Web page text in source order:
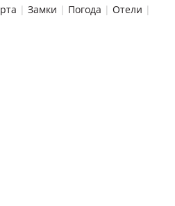
| Замки | Погода | Отели |